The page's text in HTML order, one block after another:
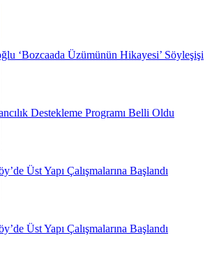
‘Bozcaada Üzümünün Hikayesi’ Söyleşişi
Destekleme Programı Belli Oldu
Üst Yapı Çalışmalarına Başlandı
Üst Yapı Çalışmalarına Başlandı